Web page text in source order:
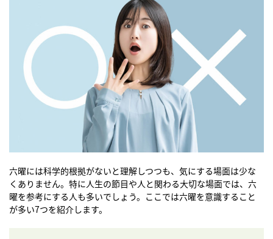
六曜には科学的根拠がないと理解しつつも、気にする場面は少な
くありません。特に人生の節目や人と関わる大切な場面では、六
曜を参考にする人も多いでしょう。ここでは六曜を意識すること
が多い7つを紹介します。